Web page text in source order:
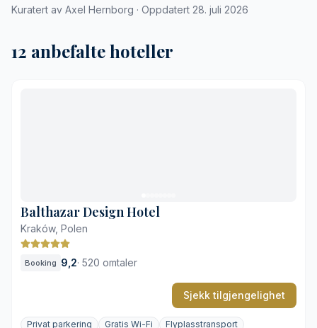
Kuratert av Axel Hernborg · Oppdatert 28. juli 2026
12 anbefalte hoteller
Balthazar Design Hotel
Kraków, Polen
Booking 9,2· 520 omtaler
Sjekk tilgjengelighet
Privat parkering Gratis Wi-Fi Flyplasstransport